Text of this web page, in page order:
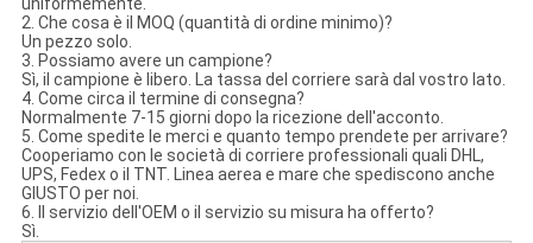
uniformemente.
2. Che cosa è il MOQ (quantità di ordine minimo)?
Un pezzo solo.
3. Possiamo avere un campione?
Sì, il campione è libero. La tassa del corriere sarà dal vostro lato.
4. Come circa il termine di consegna?
Normalmente 7-15 giorni dopo la ricezione dell'acconto.
5. Come spedite le merci e quanto tempo prendete per arrivare?
Cooperiamo con le società di corriere professionali quali DHL,
UPS, Fedex o il TNT. Linea aerea e mare che spediscono anche
GIUSTO per noi.
6. Il servizio dell'OEM o il servizio su misura ha offerto?
Sì.